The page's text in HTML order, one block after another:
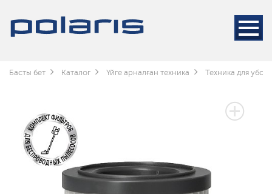
Басты бет Каталог Үйге арналған техника Техника для